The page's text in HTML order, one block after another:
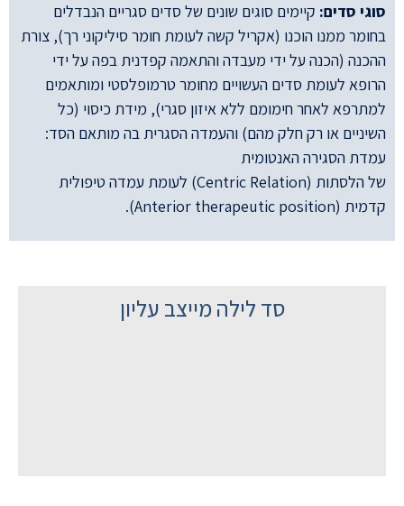
סוגי סדים: קיימים סוגים שונים של סדים סגריים הנבדלים
בחומר ממנו הוכנו (אקריל קשה לעומת חומר סיליקוני רך), צורת
ההכנה (הכנה על ידי מעבדה והתאמה קפדנית בפה על ידי
הרופא לעומת סדים העשויים מחומר טרמופלסטי ומותאמים
למתרפא לאחר חימומם ללא איזון סגרי), מידת כיסוי (כל
השיניים או רק חלק מהם) והעמדה הסגרית בה מותאם הסד:
עמדת הסגירה האנטומית
של הלסתות (Centric Relation) לעומת עמדה טיפולית
קדמית (Anterior therapeutic position).
סד לילה מייצב עליון